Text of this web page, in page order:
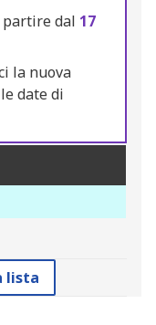
partire dal 17
la nuova
date di
lista